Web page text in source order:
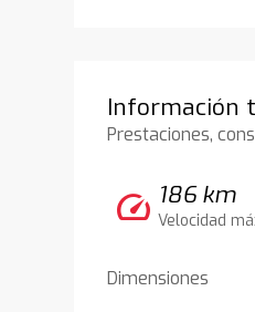
Información
Prestaciones,
speed 186 km
Velocidad
Dimensiones